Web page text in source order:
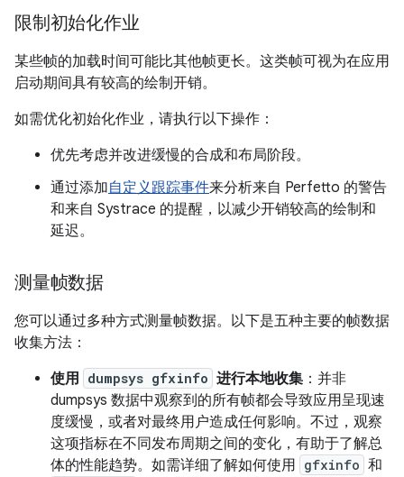
限制初始化作业
某些帧的加载时间可能比其他帧更长。这类帧可视为在应用
启动期间具有较高的绘制开销。
如需优化初始化作业，请执行以下操作：
优先考虑并改进缓慢的合成和布局阶段。
通过添加自定义跟踪事件来分析来自 Perfetto 的警告
和来自 Systrace 的提醒，以减少开销较高的绘制和
延迟。
测量帧数据
您可以通过多种方式测量帧数据。以下是五种主要的帧数据
收集方法：
使用 dumpsys gfxinfo 进行本地收集 ：并非
dumpsys 数据中观察到的所有帧都会导致应用呈现速
度缓慢，或者对最终用户造成任何影响。不过，观察
这项指标在不同发布周期之间的变化，有助于了解总
体的性能趋势。如需详细了解如何使用 gfxinfo 和